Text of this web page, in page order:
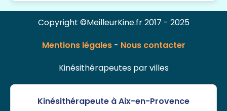
Copyright ©MeilleurKine.fr 2017 - 2025
Mentions légales- Nous contacter
Kinésithérapeutes par villes
Kinésithérapeute à Aix-en-Provence